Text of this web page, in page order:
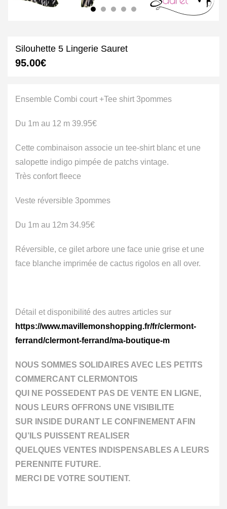
Silouhette 5 Lingerie Sauret
95.00€
Ensemble Combi court +Tee shirt 3pommes
Du 1m au 12 m 39.95€
Cette combinaison associe un tee-shirt blanc et une
salopette indigo pimpée de patchs vintage.
Très confort fleece
Veste réversible 3pommes
Du 1m au 12m 34.95€
Réversible, ce gilet arbore une face unie grise et une
face blanche imprimée de cactus rigolos en all over.
Détail et disponibilité des autres articles sur
https://www.mavillemonshopping.fr/fr/clermont-
ferrand/clermont-ferrand/ma-boutique-m
NOUS SOMMES SOLIDAIRES AVEC LES PETITS
COMMERCANT CLERMONTOIS
QUI NE POSSEDENT PAS DE VENTE EN LIGNE,
NOUS LEURS OFFRONS UNE VISIBILITE
SUR INSIDE DURANT LE CONFINEMENT AFIN
QU’ILS PUISSENT REALISER
QUELQUES VENTES INDISPENSABLES A LEURS
PERENNITE FUTURE.
MERCI DE VOTRE SOUTIENT.